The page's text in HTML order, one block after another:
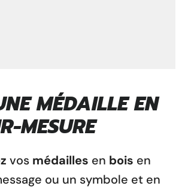
MÉDAILLE EN
MESURE
vos médailles en bois en
ou un symbole et en